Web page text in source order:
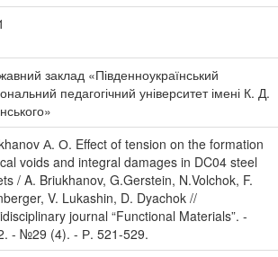
заклад «Південноукраїнський
педагогічний університет імені К. Д.
А. О. Effect of tension on the formation
voids and integral damages in DC04 steel
/ A. Briukhanov, G.Gerstein, N.Volchok, F.
V. Lukashin, D. Dyachok //
journal “Functional Materials”. -
- №29 (4). - Р. 521-529.